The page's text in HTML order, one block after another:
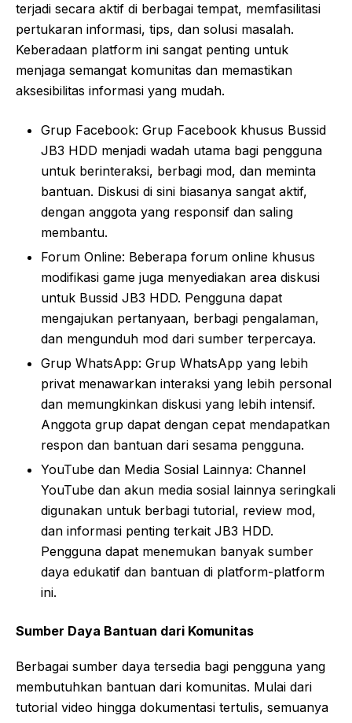
terjadi secara aktif di berbagai tempat, memfasilitasi
pertukaran informasi, tips, dan solusi masalah.
Keberadaan platform ini sangat penting untuk
menjaga semangat komunitas dan memastikan
aksesibilitas informasi yang mudah.
Grup Facebook: Grup Facebook khusus Bussid
JB3 HDD menjadi wadah utama bagi pengguna
untuk berinteraksi, berbagi mod, dan meminta
bantuan. Diskusi di sini biasanya sangat aktif,
dengan anggota yang responsif dan saling
membantu.
Forum Online: Beberapa forum online khusus
modifikasi game juga menyediakan area diskusi
untuk Bussid JB3 HDD. Pengguna dapat
mengajukan pertanyaan, berbagi pengalaman,
dan mengunduh mod dari sumber terpercaya.
Grup WhatsApp: Grup WhatsApp yang lebih
privat menawarkan interaksi yang lebih personal
dan memungkinkan diskusi yang lebih intensif.
Anggota grup dapat dengan cepat mendapatkan
respon dan bantuan dari sesama pengguna.
YouTube dan Media Sosial Lainnya: Channel
YouTube dan akun media sosial lainnya seringkali
digunakan untuk berbagi tutorial, review mod,
dan informasi penting terkait JB3 HDD.
Pengguna dapat menemukan banyak sumber
daya edukatif dan bantuan di platform-platform
ini.
Sumber Daya Bantuan dari Komunitas
Berbagai sumber daya tersedia bagi pengguna yang
membutuhkan bantuan dari komunitas. Mulai dari
tutorial video hingga dokumentasi tertulis, semuanya